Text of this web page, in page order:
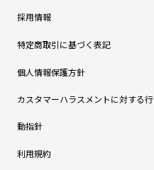
採用情報
特定商取引に基づく表記
個人情報保護方針
カスタマーハラスメントに対する行
動指針
利用規約